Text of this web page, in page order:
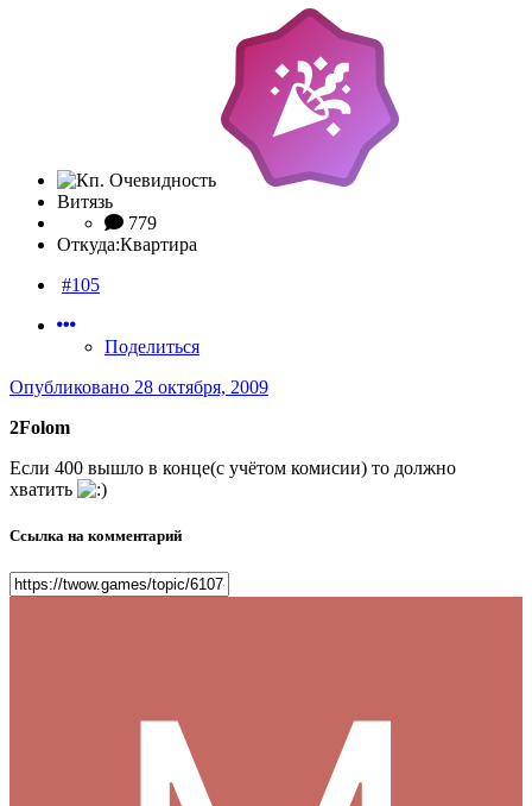
Витязь
779
Откуда:Квартира
#105
Поделиться
Опубликовано 28 октября, 2009
2Folom
Если 400 вышло в конце(с учётом комисии) то должно
хватить
Ссылка на комментарий